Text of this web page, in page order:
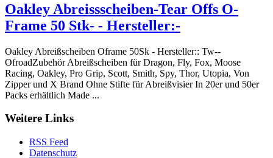
Oakley Abreissscheiben-Tear Offs O-
Frame 50 Stk- - Hersteller:-
Oakley Abreißscheiben Oframe 50Sk - Hersteller:: Tw--
OfroadZubehör Abreißscheiben für Dragon, Fly, Fox, Moose
Racing, Oakley, Pro Grip, Scott, Smith, Spy, Thor, Utopia, Von
Zipper und X Brand Ohne Stifte für Abreißvisier In 20er und 50er
Packs erhältlich Made ...
Weitere Links
RSS Feed
Datenschutz